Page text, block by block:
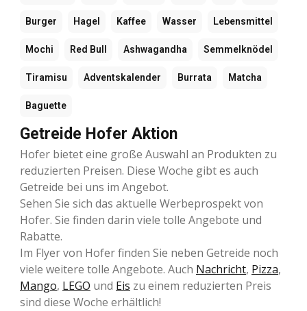
Burger Hagel Kaffee Wasser Lebensmittel
Mochi Red Bull Ashwagandha Semmelknödel
Tiramisu Adventskalender Burrata Matcha
Baguette
Getreide Hofer Aktion
Hofer bietet eine große Auswahl an Produkten zu
reduzierten Preisen. Diese Woche gibt es auch
Getreide bei uns im Angebot.
Sehen Sie sich das aktuelle Werbeprospekt von
Hofer. Sie finden darin viele tolle Angebote und
Rabatte.
Im Flyer von Hofer finden Sie neben Getreide noch
viele weitere tolle Angebote. Auch Nachricht, Pizza,
Mango, LEGO und Eis zu einem reduzierten Preis
sind diese Woche erhältlich!